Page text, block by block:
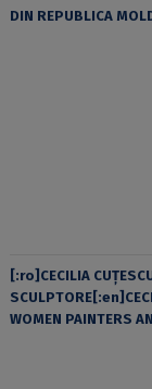
DIN REPUBLICA
[:ro]CECILIA
WOMEN PAINTERS